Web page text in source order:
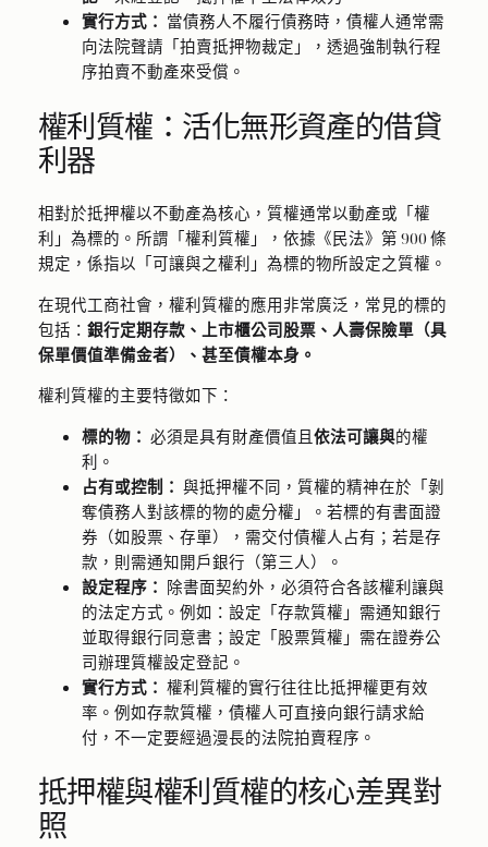
實行方式： 當債務人不履行債務時，債權人通常需
向法院聲請「拍賣抵押物裁定」，透過強制執行程
序拍賣不動產來受償。
權利質權：活化無形資產的借貸
利器
相對於抵押權以不動產為核心，質權通常以動產或「權
利」為標的。所謂「權利質權」，依據《民法》第 900 條
規定，係指以「可讓與之權利」為標的物所設定之質權。
在現代工商社會，權利質權的應用非常廣泛，常見的標的
包括： 銀行定期存款、上市櫃公司股票、人壽保險單（具
保單價值準備金者）、甚至債權本身。
權利質權的主要特徵如下：
標的物： 必須是具有財產價值且依法可讓與的權
利。
占有或控制： 與抵押權不同，質權的精神在於「剝
奪債務人對該標的物的處分權」。若標的有書面證
券（如股票、存單），需交付債權人占有；若是存
款，則需通知開戶銀行（第三人）。
設定程序： 除書面契約外，必須符合各該權利讓與
的法定方式。例如：設定「存款質權」需通知銀行
並取得銀行同意書；設定「股票質權」需在證券公
司辦理質權設定登記。
實行方式： 權利質權的實行往往比抵押權更有效
率。例如存款質權，債權人可直接向銀行請求給
付，不一定要經過漫長的法院拍賣程序。
抵押權與權利質權的核心差異對
照